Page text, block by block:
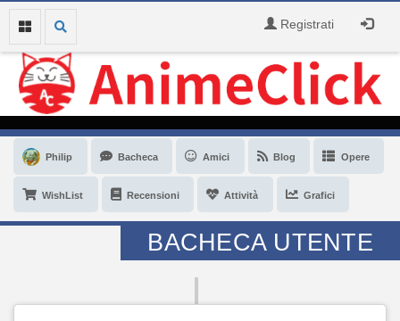
Registrati
Philip Bacheca Amici Blog Opere
WishList Recensioni Attività Grafici
BACHECA UTENTE